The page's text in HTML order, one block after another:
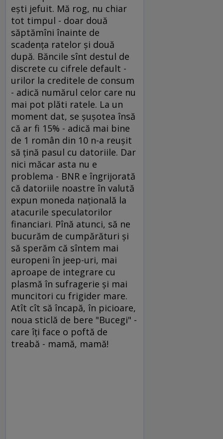
eşti jefuit. Mă rog, nu chiar
tot timpul - doar două
săptămîni înainte de
scadenţa ratelor şi două
după. Băncile sînt destul de
discrete cu cifrele default -
urilor la creditele de consum
- adică numărul celor care nu
mai pot plăti ratele. La un
moment dat, se şuşotea însă
că ar fi 15% - adică mai bine
de 1 român din 10 n-a reuşit
să ţină pasul cu datoriile. Dar
nici măcar asta nu e
problema - BNR e îngrijorată
că datoriile noastre în valută
expun moneda naţională la
atacurile speculatorilor
financiari. Pînă atunci, să ne
bucurăm de cumpărături şi
să sperăm că sîntem mai
europeni în jeep-uri, mai
aproape de integrare cu
plasmă în sufragerie şi mai
muncitori cu frigider mare.
Atît cît să încapă, în picioare,
noua sticlă de bere "Bucegi" -
care îţi face o poftă de
treabă - mamă, mamă!